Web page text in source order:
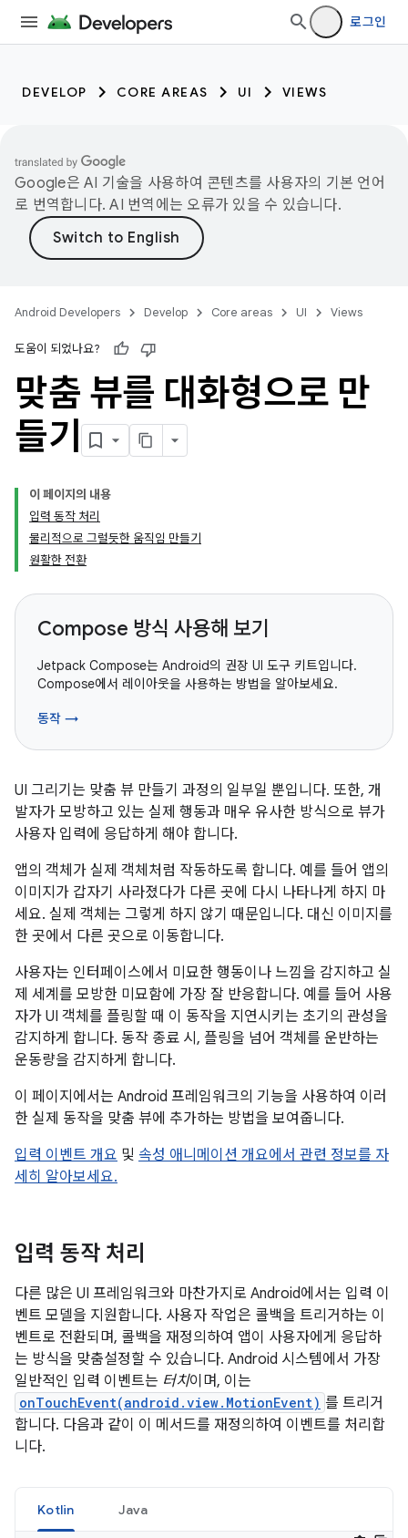
로그인
DEVELOP CORE AREAS UI VIEWS
Google은 AI 기술을 사용하여 콘텐츠를 사용자의 기본 언어
로 번역합니다. AI 번역에는 오류가 있을 수 있습니다.
Android Developers Develop Core areas UI Views
도움이 되었나요?
맞춤 뷰를 대화형으로 만
들기
이 페이지의 내용
입력 동작 처리
물리적으로 그럴듯한 움직임 만들기
원활한 전환
Compose 방식 사용해 보기
Jetpack Compose는 Android의 권장 UI 도구 키트입니다.
Compose에서 레이아웃을 사용하는 방법을 알아보세요.
동작 →
UI 그리기는 맞춤 뷰 만들기 과정의 일부일 뿐입니다. 또한, 개
발자가 모방하고 있는 실제 행동과 매우 유사한 방식으로 뷰가
사용자 입력에 응답하게 해야 합니다.
앱의 객체가 실제 객체처럼 작동하도록 합니다. 예를 들어 앱의
이미지가 갑자기 사라졌다가 다른 곳에 다시 나타나게 하지 마
세요. 실제 객체는 그렇게 하지 않기 때문입니다. 대신 이미지를
한 곳에서 다른 곳으로 이동합니다.
사용자는 인터페이스에서 미묘한 행동이나 느낌을 감지하고 실
제 세계를 모방한 미묘함에 가장 잘 반응합니다. 예를 들어 사용
자가 UI 객체를 플링할 때 이 동작을 지연시키는 초기의 관성을
감지하게 합니다. 동작 종료 시, 플링을 넘어 객체를 운반하는
운동량을 감지하게 합니다.
이 페이지에서는 Android 프레임워크의 기능을 사용하여 이러
한 실제 동작을 맞춤 뷰에 추가하는 방법을 보여줍니다.
입력 이벤트 개요 및 속성 애니메이션 개요에서 관련 정보를 자
세히 알아보세요.
입력 동작 처리
다른 많은 UI 프레임워크와 마찬가지로 Android에서는 입력 이
벤트 모델을 지원합니다. 사용자 작업은 콜백을 트리거하는 이
벤트로 전환되며, 콜백을 재정의하여 앱이 사용자에게 응답하
는 방식을 맞춤설정할 수 있습니다. Android 시스템에서 가장
일반적인 입력 이벤트는 터치이며, 이는
onTouchEvent(android.view.MotionEvent) 를 트리거
합니다. 다음과 같이 이 메서드를 재정의하여 이벤트를 처리합
니다.
Kotlin Java